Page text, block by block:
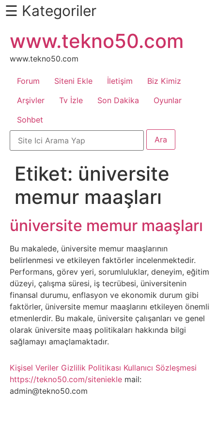
Daha
Fazlası
İçin
Kaydır
Android
Apk
Arabalar
Bankacılık
İşlemleri
Belgesel
Bilgi
Bilgisayar
Bilim
Bitcoin
Bitkiler
Çizgi
Film
☰ Kategoriler
atla
www.tekno50.com
www.tekno50.com
Forum Siteni Ekle İletişim
Biz Kimiz
Arşivler
Tv İzle Son Dakika
Oyunlar
Sohbet
Etiket: üniversite
memur maaşları
üniversite memur maaşları
Bu makalede, üniversite memur maaşlarının
belirlenmesi ve etkileyen faktörler incelenmektedir.
Performans, görev yeri, sorumluluklar, deneyim, eğitim
düzeyi, çalışma süresi, iş tecrübesi, üniversitenin
finansal durumu, enflasyon ve ekonomik durum gibi
faktörler, üniversite memur maaşlarını etkileyen önemli
etmenlerdir. Bu makale, üniversite çalışanları ve genel
olarak üniversite maaş politikaları hakkında bilgi
sağlamayı amaçlamaktadır.
Kişisel Veriler Gizlilik Politikası Kullanıcı Sözleşmesi
https://tekno50.com/siteniekle mail:
admin@tekno50.com